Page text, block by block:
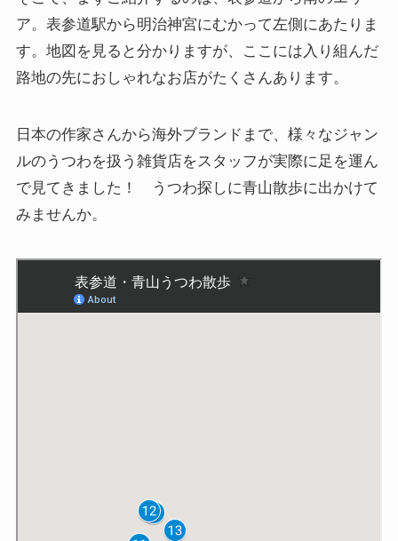
ア。表参道駅から明治神宮にむかって左側にあたりま
す。地図を見ると分かりますが、ここには入り組んだ
路地の先におしゃれなお店がたくさんあります。
日本の作家さんから海外ブランドまで、様々なジャン
ルのうつわを扱う雑貨店をスタッフが実際に足を運ん
で見てきました！ うつわ探しに青山散歩に出かけて
みませんか。